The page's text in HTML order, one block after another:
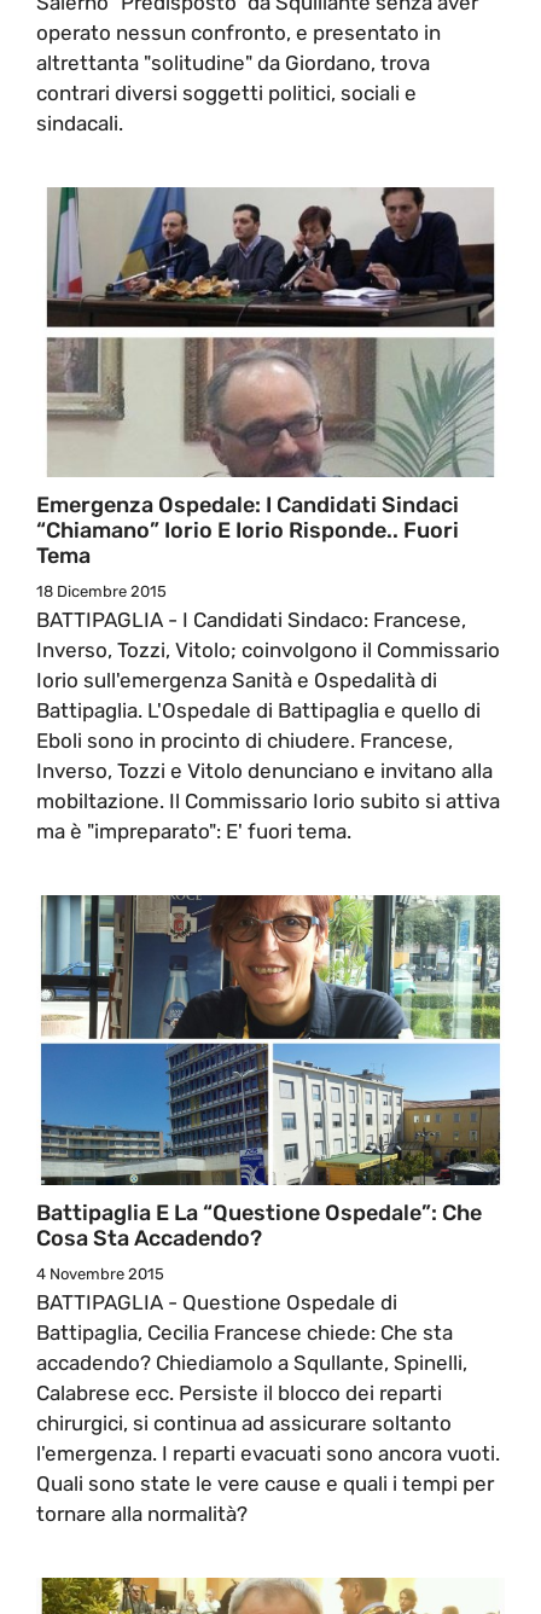
operato nessun confronto, e presentato in
altrettanta "solitudine" da Giordano, trova
contrari diversi soggetti politici, sociali e
sindacali.
Emergenza Ospedale: I Candidati Sindaci
“chiamano” Iorio E Iorio Risponde.. Fuori
Tema
18 Dicembre 2015
BATTIPAGLIA - I Candidati Sindaco: Francese,
Inverso, Tozzi, Vitolo; coinvolgono il Commissario
Iorio sull'emergenza Sanità e Ospedalità di
Battipaglia. L'Ospedale di Battipaglia e quello di
Eboli sono in procinto di chiudere. Francese,
Inverso, Tozzi e Vitolo denunciano e invitano alla
mobiltazione. Il Commissario Iorio subito si attiva
ma è "impreparato": E' fuori tema.
Battipaglia E La “Questione Ospedale”: Che
Cosa Sta Accadendo?
4 Novembre 2015
BATTIPAGLIA - Questione Ospedale di
Battipaglia, Cecilia Francese chiede: Che sta
accadendo? Chiediamolo a Squllante, Spinelli,
Calabrese ecc. Persiste il blocco dei reparti
chirurgici, si continua ad assicurare soltanto
l'emergenza. I reparti evacuati sono ancora vuoti.
Quali sono state le vere cause e quali i tempi per
tornare alla normalità?